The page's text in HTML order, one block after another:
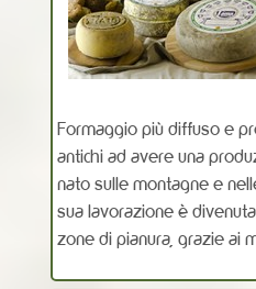
Formaggio più diffuso e
antichi ad avere una
nato sulle montagne e
sua lavorazione è
zone di pianura, grazie ai